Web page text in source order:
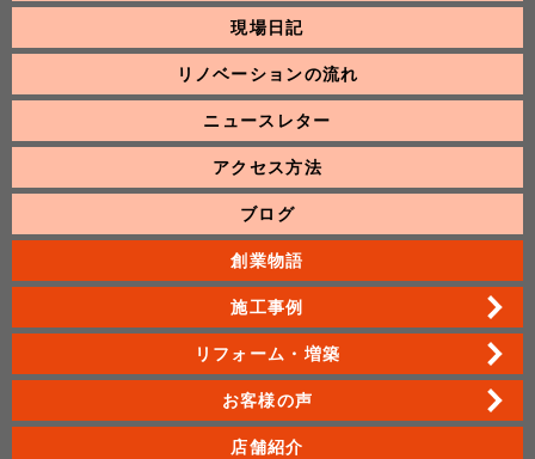
現場日記
リノベーションの流れ
ニュースレター
アクセス方法
ブログ
創業物語
施工事例
リフォーム・増築
お客様の声
店舗紹介